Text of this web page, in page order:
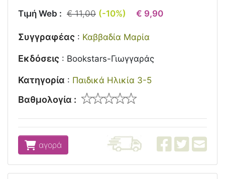
Τιμή Web : € 11,00 (-10%) € 9,90
Συγγραφέας : Καββαδία Μαρία
Εκδόσεις : Bookstars-Γιωγγαράς
Κατηγορία : Παιδικά Ηλικία 3-5
Βαθμολογία :
αγορά